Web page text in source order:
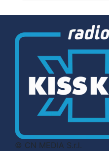
© CN MEDIA S.r.l.